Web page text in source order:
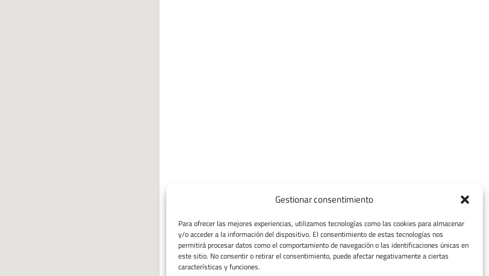
Gestionar consentimiento
Para ofrecer las mejores experiencias, utilizamos tecnologías como las cookies para almacenar
y/o acceder a la información del dispositivo. El consentimiento de estas tecnologías nos
permitirá procesar datos como el comportamiento de navegación o las identificaciones únicas en
este sitio. No consentir o retirar el consentimiento, puede afectar negativamente a ciertas
características y funciones.